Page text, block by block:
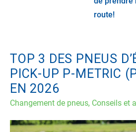
TOP 3 DES PNEUS
PICK-UP P-METRIC
EN 2026
Changement de pneus, Conseils et
route!